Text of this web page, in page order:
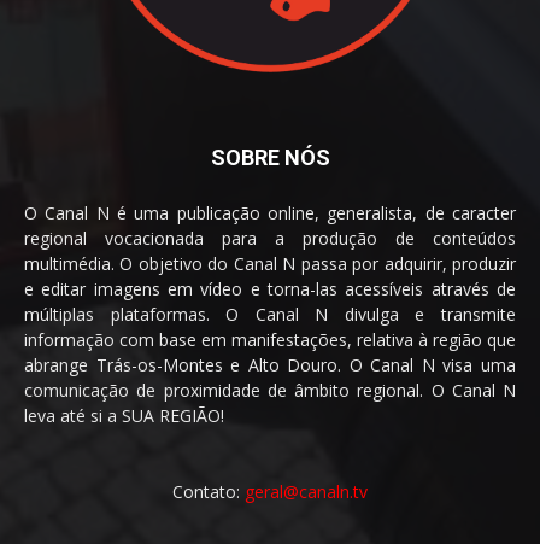
SOBRE NÓS
O Canal N é uma publicação online, generalista, de caracter
regional vocacionada para a produção de conteúdos
multimédia. O objetivo do Canal N passa por adquirir, produzir
e editar imagens em vídeo e torna-las acessíveis através de
múltiplas plataformas. O Canal N divulga e transmite
informação com base em manifestações, relativa à região que
abrange Trás-os-Montes e Alto Douro. O Canal N visa uma
comunicação de proximidade de âmbito regional. O Canal N
leva até si a SUA REGIÃO!
Contato: geral@canaln.tv